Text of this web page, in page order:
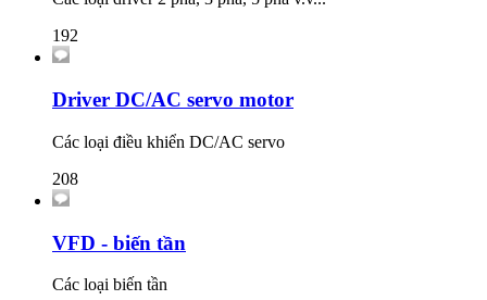
192
Driver DC/AC servo motor
Các loại điều khiển DC/AC servo
208
VFD - biến tần
Các loại biến tần